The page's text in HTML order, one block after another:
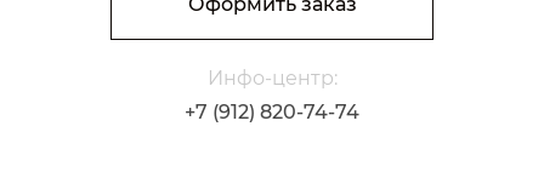
Инфо-центр:
+7 (912) 820-74-74